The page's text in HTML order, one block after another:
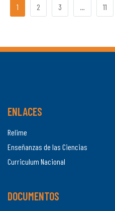
1 2 3 11
ENLACES
Relime
Enseñanzas de las Ciencias
Curriculum Nacional
DOCUMENTOS